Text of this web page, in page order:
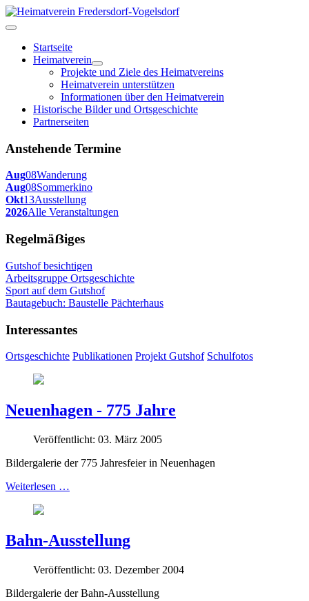
Startseite
Heimatverein
Projekte und Ziele des Heimatvereins
Heimatverein unterstützen
Informationen über den Heimatverein
Historische Bilder und Ortsgeschichte
Partnerseiten
Anstehende Termine
Aug08Wanderung
Aug08Sommerkino
Okt13Ausstellung
2026Alle Veranstaltungen
Regelmäẞiges
Gutshof besichtigen
Arbeitsgruppe Ortsgeschichte
Sport auf dem Gutshof
Bautagebuch: Baustelle Pächterhaus
Interessantes
Ortsgeschichte Publikationen Projekt Gutshof Schulfotos
Neuenhagen - 775 Jahre
Veröffentlicht: 03. März 2005
Bildergalerie der 775 Jahresfeier in Neuenhagen
Weiterlesen …
Bahn-Ausstellung
Veröffentlicht: 03. Dezember 2004
Bildergalerie der Bahn-Ausstellung